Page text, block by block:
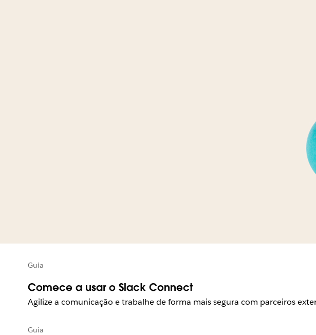
Guia
Comece a usar o Slack Connect
Agilize a comunicação e trabalhe de forma mais segura com parceiros
Guia